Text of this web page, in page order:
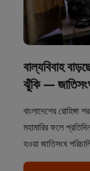
বাল্যবিবাহ
ঝুঁকি —
বাংলাদেশের রোহিঙ্গা
মহামারির ফলে
হওয়া জাতিসংঘ